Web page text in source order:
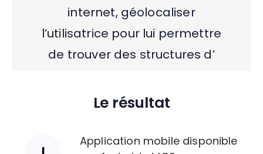
internet, géolocaliser
l’utilisatrice pour lui permettre
de trouver des structures d’
Le résultat
Application mobile disponible